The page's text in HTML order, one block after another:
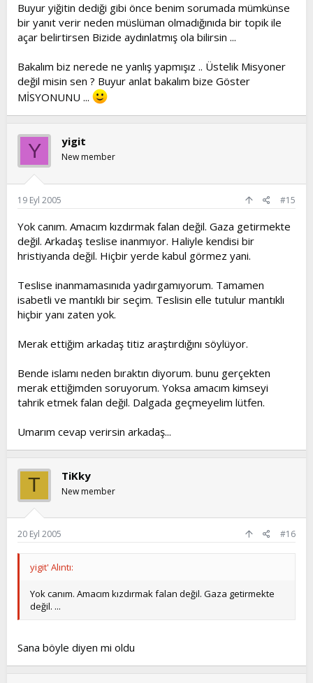
Buyur yiğitin dediği gibi önce benim sorumada mümkünse
bir yanıt verir neden müslüman olmadığınıda bir topik ile
açar belirtirsen Bizide aydınlatmış ola bilirsin ...
Bakalım biz nerede ne yanlış yapmışız .. Üstelik Misyoner
değil misin sen ? Buyur anlat bakalım bize Göster
MİSYONUNU ...
Y yigit
New member
19 Eyl 2005 #15
Yok canım. Amacım kızdırmak falan değil. Gaza getirmekte
değil. Arkadaş teslise inanmıyor. Haliyle kendisi bir
hristiyanda değil. Hiçbir yerde kabul görmez yani.
Teslise inanmamasınıda yadırgamıyorum. Tamamen
isabetli ve mantıklı bir seçim. Teslisin elle tutulur mantıklı
hiçbir yanı zaten yok.
Merak ettiğim arkadaş titiz araştırdığını söylüyor.
Bende islamı neden bıraktın diyorum. bunu gerçekten
merak ettiğimden soruyorum. Yoksa amacım kimseyi
tahrik etmek falan değil. Dalgada geçmeyelim lütfen.
Umarım cevap verirsin arkadaş...
T TiKky
New member
20 Eyl 2005 #16
yigit' Alıntı:
Yok canım. Amacım kızdırmak falan değil. Gaza getirmekte
değil. ...
Sana böyle diyen mi oldu